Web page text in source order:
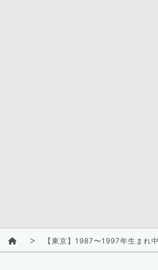
【東京】1987〜1997年生まれ